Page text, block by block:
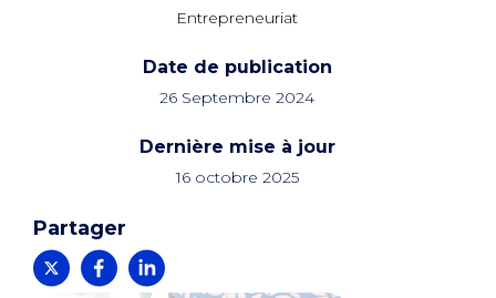
Entrepreneuriat
Date de publication
26 Septembre 2024
Dernière mise à jour
16 octobre 2025
Partager